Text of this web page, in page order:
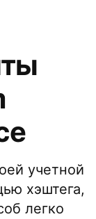
учетной
хэштега,
легко